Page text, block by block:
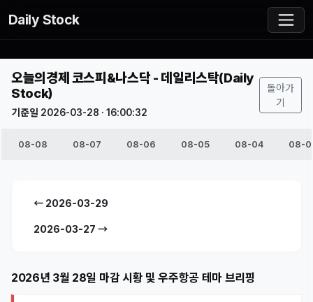
Daily Stock
오늘의경제 코스피&나스닥 - 데일리스탁(Daily
Stock)
기준일 2026-03-28 · 16:00:32
돌아가
기
08-08 08-07 08-06 08-05 08-04 08-
← 2026-03-29
2026-03-27 →
2026년 3월 28일 마감 시황 및 우주항공 테마 브리핑